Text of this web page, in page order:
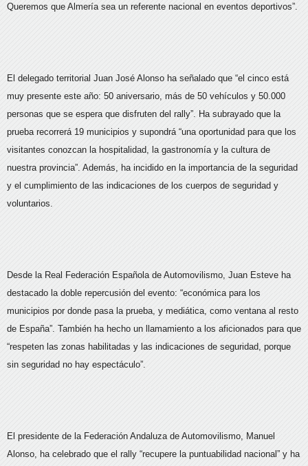
Queremos que Almería sea un referente nacional en eventos deportivos”.
El delegado territorial Juan José Alonso ha señalado que “el cinco está
muy presente este año: 50 aniversario, más de 50 vehículos y 50.000
personas que se espera que disfruten del rally”. Ha subrayado que la
prueba recorrerá 19 municipios y supondrá “una oportunidad para que los
visitantes conozcan la hospitalidad, la gastronomía y la cultura de
nuestra provincia”. Además, ha incidido en la importancia de la seguridad
y el cumplimiento de las indicaciones de los cuerpos de seguridad y
voluntarios.
Desde la Real Federación Española de Automovilismo, Juan Esteve ha
destacado la doble repercusión del evento: “económica para los
municipios por donde pasa la prueba, y mediática, como ventana al resto
de España”. También ha hecho un llamamiento a los aficionados para que
“respeten las zonas habilitadas y las indicaciones de seguridad, porque
sin seguridad no hay espectáculo”.
El presidente de la Federación Andaluza de Automovilismo, Manuel
Alonso, ha celebrado que el rally “recupere la puntuabilidad nacional” y ha